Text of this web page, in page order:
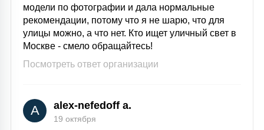
модели по фотографии и дала нормальные
рекомендации, потому что я не шарю, что для
улицы можно, а что нет. Кто ищет уличный свет в
Москве - смело обращайтесь!
Посмотреть ответ организации
A alex-nefedoff a.
19 октября